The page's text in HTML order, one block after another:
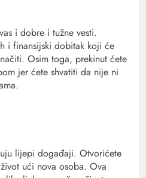
i dobre i tužne vesti.
i finansijski dobitak koji će
Osim toga, prekinut ćete
jer ćete shvatiti da nije ni
lijepi događaji. Otvorićete
ući nova osoba. Ova